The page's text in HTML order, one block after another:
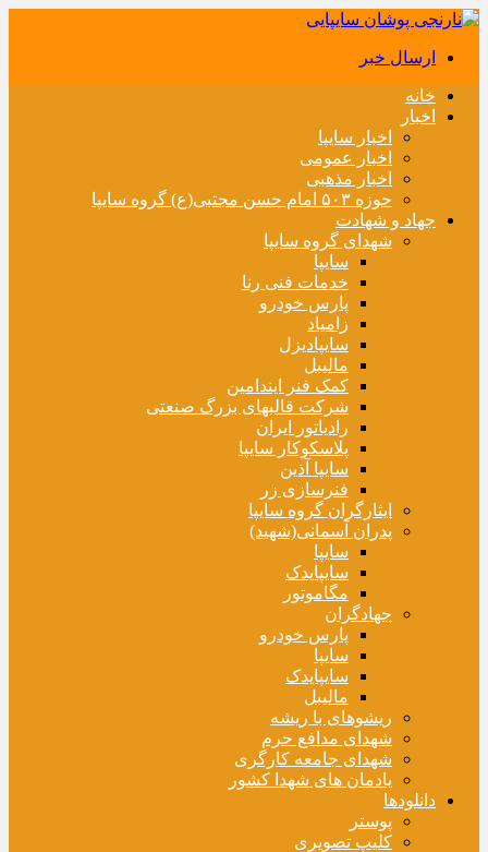
ارسال خبر
خانه
اخبار
اخبار سایپا
اخبار عمومی
اخبار مذهبی
حوزه ۵۰۳ امام حسن مجتبی(ع) گروه سایپا
جهاد و شهادت
شهدای گروه سایپا
سایپا
خدمات فنی رنا
پارس خودرو
زامیاد
سایپادیزل
مالیبل
کمک فنر ایندامین
شرکت قالبهای بزرگ صنعتی
رادیاتور ایران
پلاسکوکار سایپا
سایپا آذین
فنرسازی زر
ایثارگران گروه سایپا
پدران آسمانی(شهید)
سایپا
سایپایدک
مگاموتور
جهادگران
پارس خودرو
سایپا
سایپایدک
مالیبل
ریشوهای با ریشه
شهدای مدافع حرم
شهدای جامعه کارگری
یادمان های شهدا کشور
دانلودها
پوستر
کلیپ تصویری